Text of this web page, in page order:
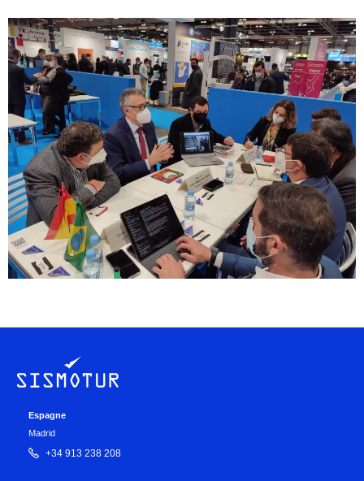
Espagne
Madrid
+34 913 238 208